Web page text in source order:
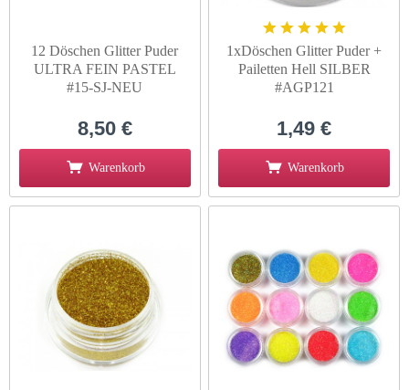
12 Döschen Glitter Puder
ULTRA FEIN PASTEL
#15-SJ-NEU
8,50 €
Warenkorb
1xDöschen Glitter Puder +
Pailetten Hell SILBER
#AGP121
1,49 €
Warenkorb